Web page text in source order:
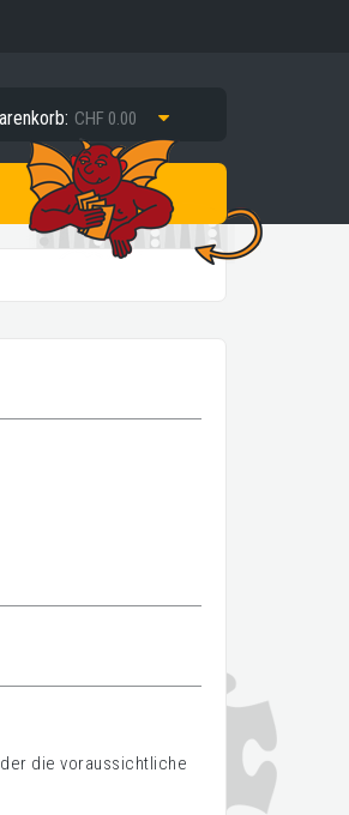
CHF 0.00
die voraussichtliche